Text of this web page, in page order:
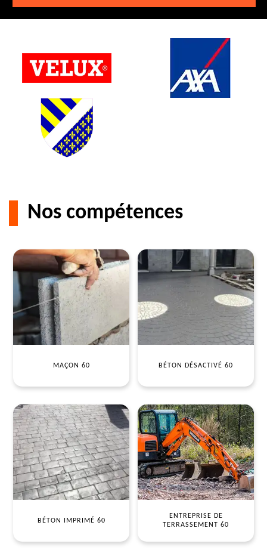
Nos compétences
MAÇON 60 BÉTON DÉSACTIVÉ 60
BÉTON IMPRIMÉ 60
ENTREPRISE DE
TERRASSEMENT 60